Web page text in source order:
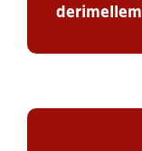
derimellem